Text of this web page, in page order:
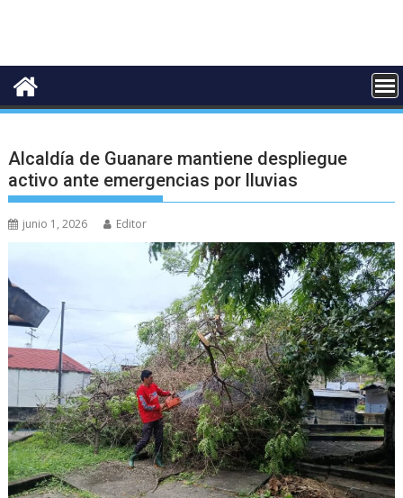
Alcaldía de Guanare mantiene despliegue
activo ante emergencias por lluvias
junio 1, 2026 Editor